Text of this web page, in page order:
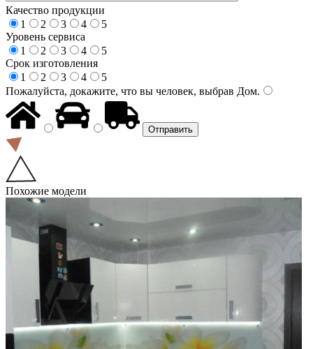
Качество продукции
1
2 3 4
5
Уровень сервиса
1
2 3 4
5
Срок изготовления
1
2 3 4
5
Пожалуйста, докажите, что вы человек, выбрав Дом.
Похожие модели